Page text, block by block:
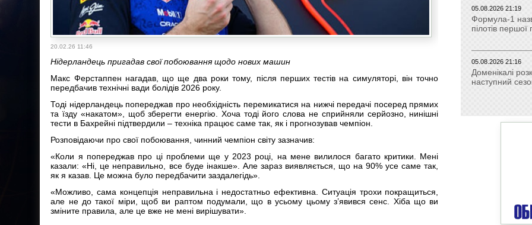
20.02.26 11:46
Нідерландець пригадав свої побоювання щодо нових машин
Макс Ферстаппен нагадав, що ще два роки тому, після перших тестів на симуляторі, він точно
передбачив технічні вади болідів 2026 року.
Тоді нідерландець попереджав про необхідність перемикатися на нижчі передачі посеред прямих
та їзду «накатом», щоб зберегти енергію. Хоча тоді його слова не сприйняли серйозно, нинішні
тести в Бахрейні підтвердили – техніка працює саме так, як і прогнозував чемпіон.
Розповідаючи про свої побоювання, чинний чемпіон світу зазначив:
«Коли я попереджав про ці проблеми ще у 2023 році, на мене вилилося багато критики. Мені
казали: «Ні, це неправильно, все буде інакше». Але зараз виявляється, що на 90% усе саме так,
як я казав. Це можна було передбачити заздалегідь».
«Можливо, сама концепція неправильна і недостатньо ефективна. Ситуація трохи покращиться,
але не до такої міри, щоб ви раптом подумали, що в усьому цьому з’явився сенс. Хіба що ви
зміните правила, але це вже не мені вирішувати».
05.08.2026 21:19
Формула-1
пілотів
05.08.2026 21:16
Доменікалі
наступний